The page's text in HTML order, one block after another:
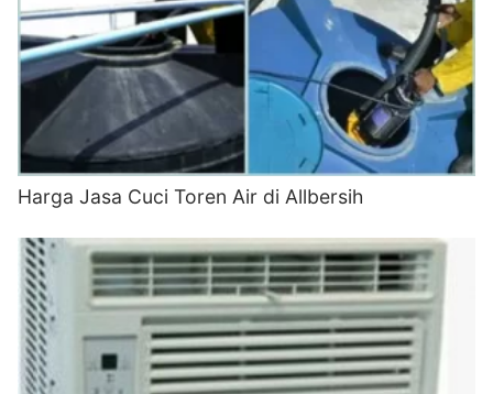
Harga Jasa Cuci Toren Air di Allbersih